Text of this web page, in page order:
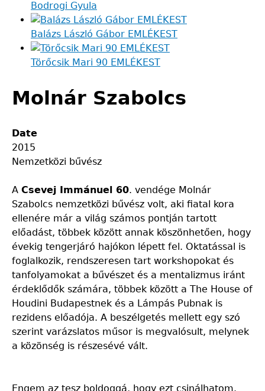
Bodrogi Gyula
Balázs László Gábor EMLÉKEST
Törőcsik Mari 90 EMLÉKEST
Molnár Szabolcs
Date
2015
Nemzetközi bűvész
A Csevej Immánuel 60. vendége Molnár
Szabolcs nemzetközi bűvész volt, aki fiatal kora
ellenére már a világ számos pontján tartott
előadást, többek között annak köszönhetően, hogy
évekig tengerjáró hajókon lépett fel. Oktatással is
foglalkozik, rendszeresen tart workshopokat és
tanfolyamokat a bűvészet és a mentalizmus iránt
érdeklődők számára, többek között a The House of
Houdini Budapestnek és a Lámpás Pubnak is
rezidens előadója. A beszélgetés mellett egy szó
szerint varázslatos műsor is megvalósult, melynek
a közönség is részesévé vált.
Engem az tesz boldoggá, hogy ezt csinálhatom.